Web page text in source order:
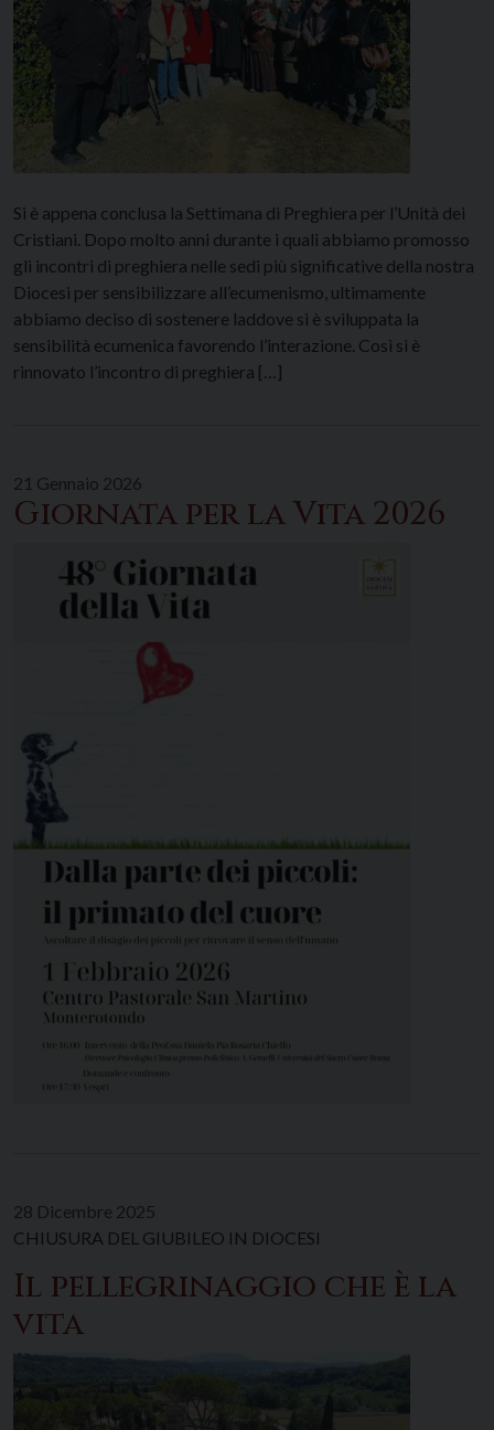
Si è appena conclusa la Settimana di Preghiera per l’Unità dei
Cristiani. Dopo molto anni durante i quali abbiamo promosso
gli incontri di preghiera nelle sedi più significative della nostra
Diocesi per sensibilizzare all’ecumenismo, ultimamente
abbiamo deciso di sostenere laddove si è sviluppata la
sensibilità ecumenica favorendo l’interazione. Così si è
rinnovato l’incontro di preghiera […]
21 Gennaio 2026
Giornata per la Vita 2026
28 Dicembre 2025
CHIUSURA DEL GIUBILEO IN DIOCESI
Il pellegrinaggio che è la
vita